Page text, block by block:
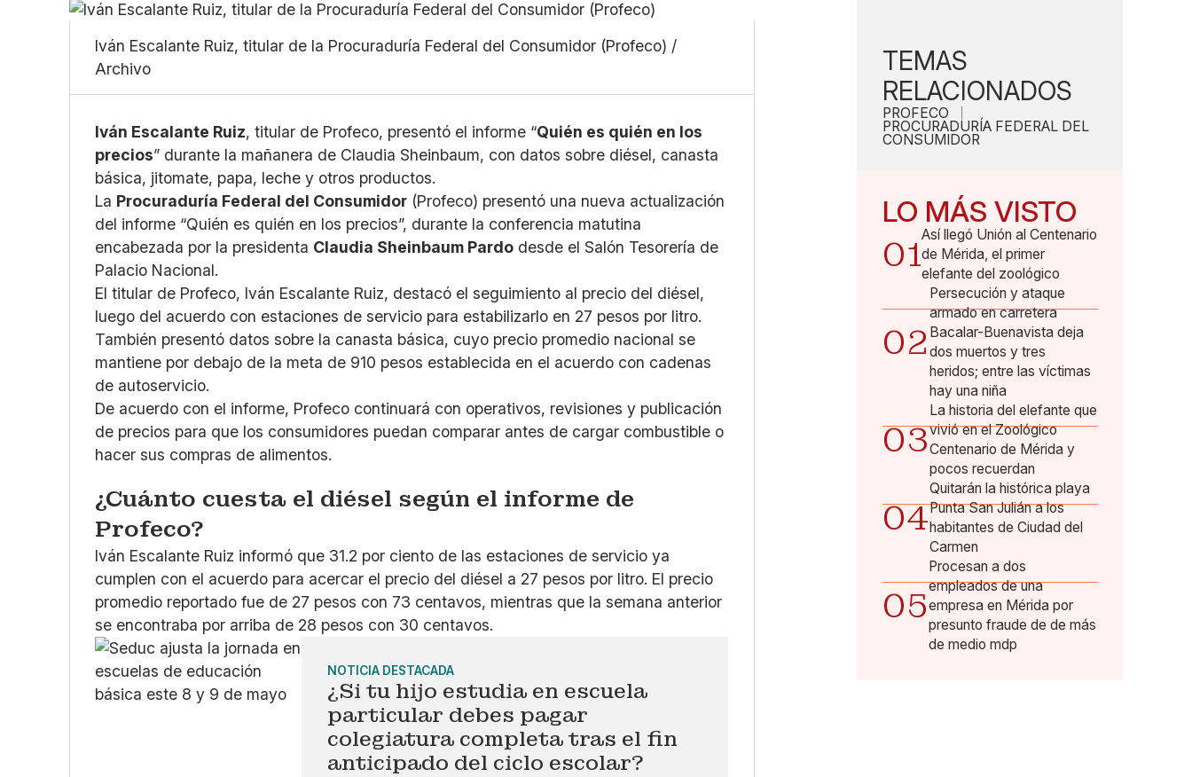
Linkedin
X
Copiar enlace
Pequeño
Grande
Iván Escalante Ruiz, titular de la Procuraduría Federal del Consumidor (Profeco) /
Archivo
Iván Escalante Ruiz, titular de Profeco, presentó el informe “Quién es quién en los
precios” durante la mañanera de Claudia Sheinbaum, con datos sobre diésel, canasta
básica, jitomate, papa, leche y otros productos.
La Procuraduría Federal del Consumidor (Profeco) presentó una nueva actualización
del informe “Quién es quién en los precios”, durante la conferencia matutina
encabezada por la presidenta Claudia Sheinbaum Pardo desde el Salón Tesorería de
Palacio Nacional.
El titular de Profeco, Iván Escalante Ruiz, destacó el seguimiento al precio del diésel,
luego del acuerdo con estaciones de servicio para estabilizarlo en 27 pesos por litro.
También presentó datos sobre la canasta básica, cuyo precio promedio nacional se
mantiene por debajo de la meta de 910 pesos establecida en el acuerdo con cadenas
de autoservicio.
De acuerdo con el informe, Profeco continuará con operativos, revisiones y publicación
de precios para que los consumidores puedan comparar antes de cargar combustible o
hacer sus compras de alimentos.
¿Cuánto cuesta el diésel según el informe de
Profeco?
Iván Escalante Ruiz informó que 31.2 por ciento de las estaciones de servicio ya
cumplen con el acuerdo para acercar el precio del diésel a 27 pesos por litro. El precio
promedio reportado fue de 27 pesos con 73 centavos, mientras que la semana anterior
se encontraba por arriba de 28 pesos con 30 centavos.
NOTICIA DESTACADA
¿Si tu hijo estudia en escuela
particular debes pagar
colegiatura completa tras el fin
anticipado del ciclo escolar?
TEMAS
RELACIONADOS
PROFECO
PROCURADURÍA FEDERAL DEL
CONSUMIDOR
LO MÁS VISTO
01Así llegó Unión al Centenario
de Mérida, el primer
elefante del zoológico
02
Persecución y ataque
armado en carretera
Bacalar-Buenavista deja
dos muertos y tres
heridos; entre las víctimas
hay una niña
03
La historia del elefante que
vivió en el Zoológico
Centenario de Mérida y
pocos recuerdan
04
Quitarán la histórica playa
Punta San Julián a los
habitantes de Ciudad del
Carmen
05
Procesan a dos
empleados de una
empresa en Mérida por
presunto fraude de de más
de medio mdp